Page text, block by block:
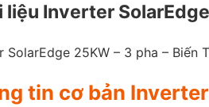
liệu Inverter
SolarEdge 25KW – 3 pha – Biến
tin cơ bản Inverter